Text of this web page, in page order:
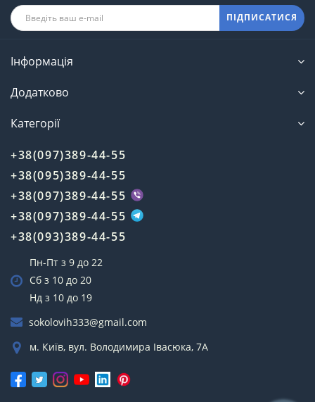
ПІДПИСАТИСЯ
Інформація
Додатково
Категорії
+38(097)389-44-55
+38(095)389-44-55
+38(097)389-44-55
+38(097)389-44-55
+38(093)389-44-55
Пн-Пт з 9 до 22
Сб з 10 до 20
Нд з 10 до 19
sokolovih333@gmail.com
м. Київ, вул. Володимира Івасюка, 7А